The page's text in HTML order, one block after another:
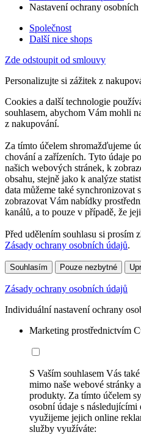
Nastavení ochrany osobních
Společnost
Další nice shops
Zde odstoupit od smlouvy
Personalizujte si zážitek z
Cookies a další technologie
souhlasem, abychom Vám mohli
z nakupování.
Za tímto účelem shromažďujeme
chování a zařízeních. Tyto údaje
našich webových stránek, k
obsahu, stejně jako k analýze
data můžeme také synchronizovat
zobrazovat Vám nabídky
kanálů, a to pouze v případě, že
Před udělením souhlasu si prosím
Zásady ochrany osobních údajů.
Souhlasím Pouze nezbytné
Zásady ochrany osobních údajů
Individuální nastavení ochrany
Marketing prostřednictvím
S Vaším souhlasem Vás
mimo naše webové stránky
produkty. Za tímto účelem
osobní údaje s
využijeme jejich online
služby využíváte: